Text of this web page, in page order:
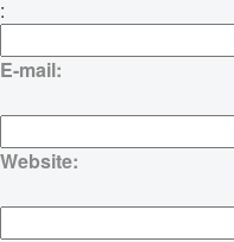
:
E-mail:
Website: